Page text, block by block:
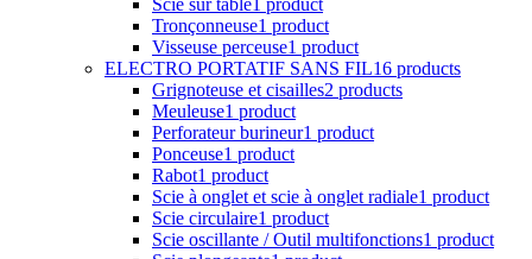
Scie sur table1 product
Tronçonneuse1 product
Visseuse perceuse1 product
ELECTRO PORTATIF SANS FIL16 products
Grignoteuse et cisailles2 products
Meuleuse1 product
Perforateur burineur1 product
Ponceuse1 product
Rabot1 product
Scie à onglet et scie à onglet radiale1 product
Scie circulaire1 product
Scie oscillante / Outil multifonctions1 product